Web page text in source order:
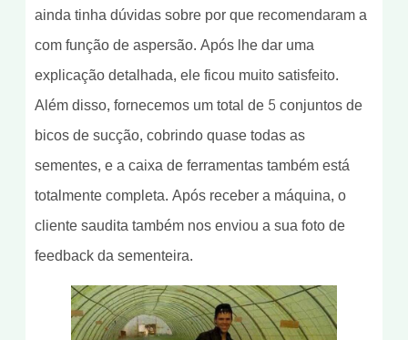
ainda tinha dúvidas sobre por que recomendaram a
com função de aspersão. Após lhe dar uma
explicação detalhada, ele ficou muito satisfeito.
Além disso, fornecemos um total de 5 conjuntos de
bicos de sucção, cobrindo quase todas as
sementes, e a caixa de ferramentas também está
totalmente completa. Após receber a máquina, o
cliente saudita também nos enviou a sua foto de
feedback da sementeira.